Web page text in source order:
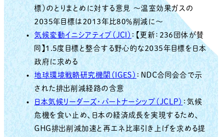
標）のとりまとめに対する意見 ～温室効果ガスの
2035年目標は2013年比80％削減に～
気候変動イニシアティブ（JCI） ：【更新：236団体が賛
同】1.5度目標と整合する野心的な2035年目標を日本
政府に求める
地球環境戦略研究機関（IGES） ：NDC合同会合で示
された排出削減経路の含意
日本気候リーダーズ・パートナーシップ（JCLP） ：気候
危機を食い止め、日本の経済成長を実現するため、
GHG排出削減加速と再エネ比率引き上げを求める提